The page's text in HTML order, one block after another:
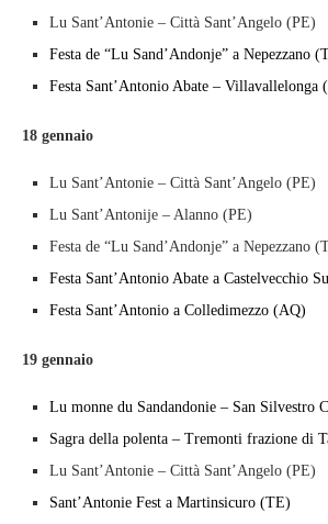
Lu Sant’Antonie – Città Sant’Angelo (PE)
Festa de “Lu Sand’Andonje” a Nepezzano
Festa Sant’Antonio Abate – Villavallelonga
18 gennaio
Lu Sant’Antonie – Città Sant’Angelo (PE)
Lu Sant’Antonije – Alanno (PE)
Festa de “Lu Sand’Andonje” a Nepezzano
Festa Sant’Antonio Abate a Castelvecchio
Festa Sant’Antonio a Colledimezzo (AQ)
19 gennaio
Lu monne du Sandandonie – San Silvestro
Sagra della polenta – Tremonti frazione di
Lu Sant’Antonie – Città Sant’Angelo (PE)
Sant’Antonie Fest a Martinsicuro (TE)